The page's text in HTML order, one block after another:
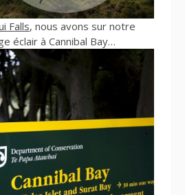
Falls, nous avons sur notre
éclair à Cannibal Bay…